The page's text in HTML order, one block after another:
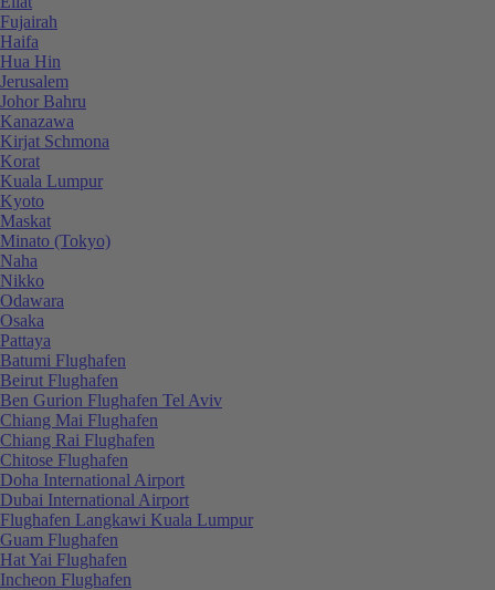
Fujairah
Haifa
Hua Hin
Jerusalem
Johor Bahru
Kanazawa
Kirjat Schmona
Korat
Kuala Lumpur
Kyoto
Maskat
Minato (Tokyo)
Naha
Nikko
Odawara
Osaka
Pattaya
Batumi Flughafen
Beirut Flughafen
Ben Gurion Flughafen Tel Aviv
Chiang Mai Flughafen
Chiang Rai Flughafen
Chitose Flughafen
Doha International Airport
Dubai International Airport
Flughafen Langkawi Kuala Lumpur
Guam Flughafen
Hat Yai Flughafen
Incheon Flughafen